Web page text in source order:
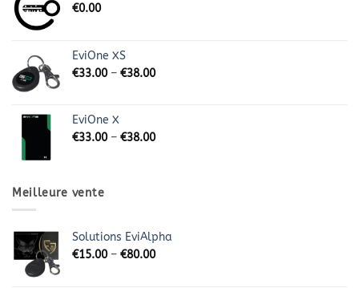
€0.00
EviOne XS
€33.00– €38.00
EviOne X
€33.00– €38.00
Meilleure vente
Solutions EviAlpha
€15.00– €80.00